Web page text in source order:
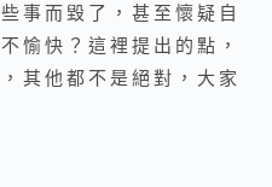
事而毀了，甚至懷疑自
愉快？這裡提出的點，
，其他都不是絕對，大家